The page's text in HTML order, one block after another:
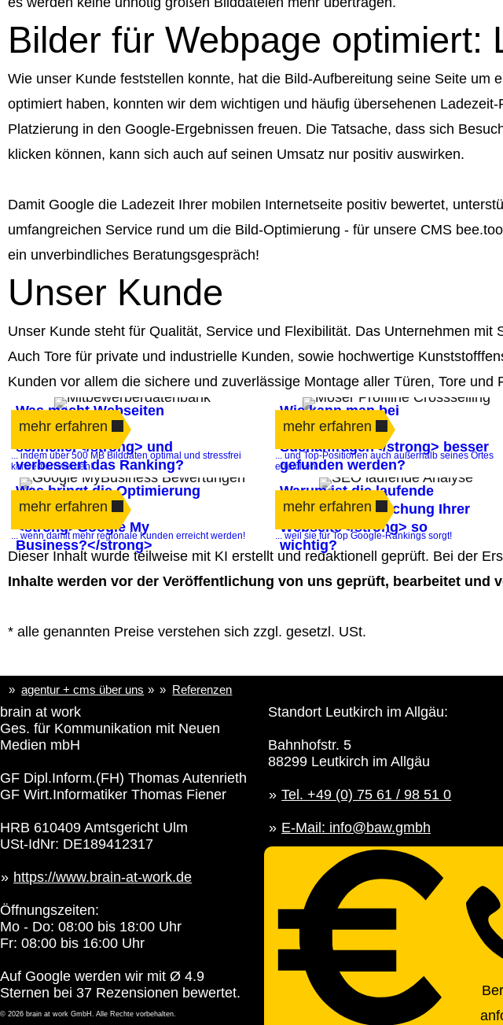
Bilder für Webpage optimiert:
Wie unser Kunde feststellen konnte, hat die Bild-Aufbereitung seine Seite
optimiert haben, konnten wir dem wichtigen und häufig übersehenen
Platzierung in den Google-Ergebnissen freuen. Die Tatsache, dass sich
klicken können, kann sich auch auf seinen Umsatz nur positiv auswirken.
Damit Google die Ladezeit Ihrer mobilen Internetseite positiv bewertet,
umfangreichen Service rund um die Bild-Optimierung - für unsere CMS
ein unverbindliches Beratungsgespräch!
Unser Kunde
Unser Kunde steht für Qualität, Service und Flexibilität. Das Unternehmen
Auch Tore für private und industrielle Kunden, sowie hochwertige
Kunden vor allem die sichere und zuverlässige Montage aller Türen, Tore und
Was macht Webseiten
<strong>80%
schneller</strong> und
verbessert das Ranking?
mehr erfahren
... indem über 500 MB Bilddaten optimal und stressfrei
konvertiert werden!
Wie kann man bei
<strong>lokalen
Suchanfragen</strong> besser
gefunden werden?
mehr erfahren
... und Top-Positionen auch außerhalb seines Ortes
erreichen
Was bringt die Optimierung
des Eintrags in
<strong>Google My
Business?</strong>
mehr erfahren
... wenn damit mehr regionale Kunden erreicht werden!
Warum ist die laufende
<strong>Überwachung Ihrer
Webseite</strong> so
wichtig?
mehr erfahren
... weil sie für Top Google-Rankings sorgt!
Dieser Inhalt wurde teilweise mit KI erstellt und redaktionell geprüft. Bei der
Inhalte werden vor der Veröffentlichung von uns geprüft, bearbeitet und
* alle genannten Preise verstehen sich zzgl. gesetzl. USt.
agentur + cms über uns Referenzen
brain at work
Ges. für Kommunikation mit Neuen
Medien mbH
GF Dipl.Inform.(FH) Thomas Autenrieth
GF Wirt.Informatiker Thomas Fiener
HRB 610409 Amtsgericht Ulm
USt-IdNr: DE189412317
https://www.brain-at-work.de
Öffnungszeiten:
Mo - Do: 08:00 bis 18:00 Uhr
Fr: 08:00 bis 16:00 Uhr
Auf Google werden wir mit Ø 4.9
Sternen bei 37 Rezensionen bewertet.
Standort Leutkirch im Allgäu:
Bahnhofstr. 5
88299 Leutkirch im Allgäu
Tel. +49 (0) 75 61 / 98 51 0
E-Mail: info@baw.gmbh
© 2026 brain at work GmbH. Alle Rechte vorbehalten.